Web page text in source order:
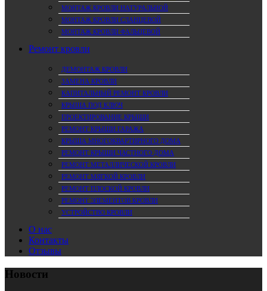
МОНТАЖ КРОВЛИ НАТУРАЛЬНОЙ
МОНТАЖ КРОВЛИ СЛАНЦЕВОЙ
МОНТАЖ КРОВЛИ ФАЛЬЦЕВОЙ
Ремонт кровли
ДЕМОНТАЖ КРОВЛИ
ЗАМЕНА КРОВЛИ
КАПИТАЛЬНЫЙ РЕМОНТ КРОВЛИ
КРЫША ПОД КЛЮЧ
ПРОЕКТИРОВАНИЕ КРЫШИ
РЕМОНТ КРЫШИ ГАРАЖА
КРЫША МНОГОКВАРТИРНОГО ДОМА
РЕМОНТ КРЫШИ ЧАСТНОГО ДОМА
РЕМОНТ МЕТАЛЛИЧЕСКОЙ КРОВЛИ
РЕМОНТ МЯГКОЙ КРОВЛИ
РЕМОНТ ПЛОСКОЙ КРОВЛИ
РЕМОНТ ЭЛЕМЕНТОВ КРОВЛИ
УСТРОЙСТВО КРОВЛИ
О нас
Контакты
Отзывы
Новости